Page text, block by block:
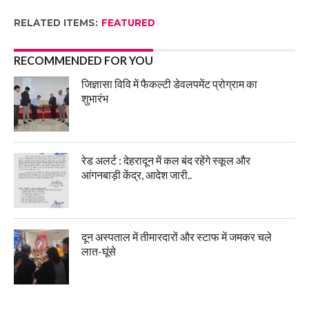
RELATED ITEMS: FEATURED
RECOMMENDED FOR YOU
जिज्ञासा विवि में फैकल्टी डेवलपमेंट प्रोग्राम का
शुभारंभ
रेड अलर्ट : देहरादून में कल बंद रहेंगे स्कूल और
आंगनबाड़ी केंद्र, आदेश जारी..
दून अस्पताल में तीमारदारों और स्टाफ में जमकर चले
लात-घूंसे